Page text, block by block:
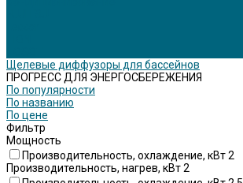
Щелевые диффузоры для бассейнов
ПРОГРЕСС ДЛЯ ЭНЕРГОСБЕРЕЖЕНИЯ
По популярности
По названию
По цене
Фильтр
Мощность
Производительность, охлаждение, кВт 2
Производительность, нагрев, кВт 2